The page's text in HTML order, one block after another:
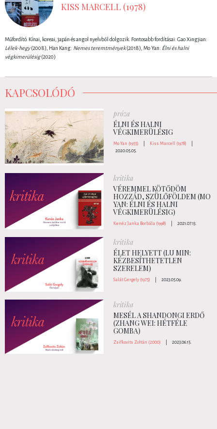
KISS MARCELL (1978)
Műfordító. Kínai, koreai, japán és angol nyelvből dolgozik. Fontosabb fordításai: Gao Xingjian:
Lélek-hegy(2008), Han Kang: Nemes teremtmények(2018), Mo Yan: Élni és halni
végkimerülésig(2020)
KAPCSOLÓDÓ
próza
ÉLNI ÉS HALNI
VÉGKIMERÜLÉSIG
Mo Yan (1955) Kiss Marcell (1978)
2020.05.05.
kritika
VÉREMMEL KÖTŐDÖM
HOZZÁD, SZÜLŐFÖLDEM (MO
YAN: ÉLNI ÉS HALNI
VÉGKIMERÜLÉSIG)
Kenéz Janka Borbála (1998) 2021.07.13.
kritika
ÉLET HELYETT (LU MIN:
KÉZBESÍTHETETLEN
SZERELEM)
Salát Gergely (1975) 2023.05.09.
kritika
MESÉL A SHANDONGI ERDŐ
(ZHANG WEI: HÉTFÉLE
GOMBA)
Zsifkovits Zoltán (2000) 2023.06.15.